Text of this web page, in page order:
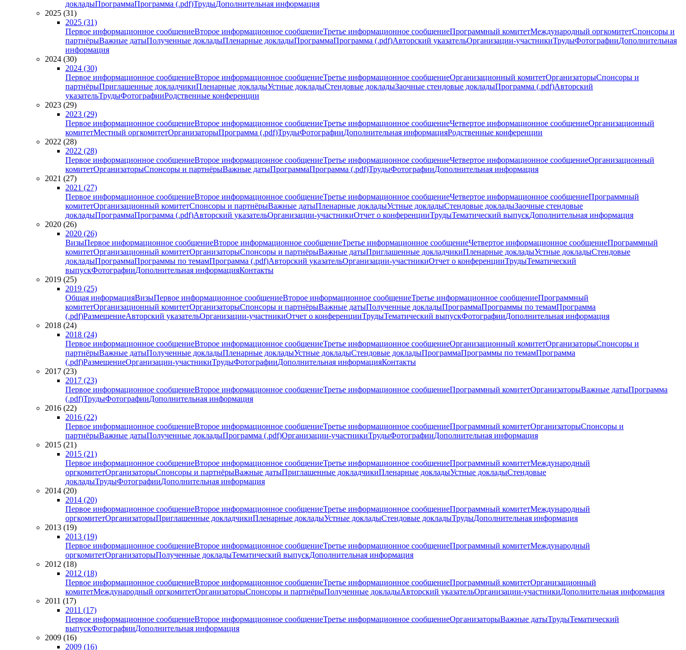
докладыПрограммаПрограмма (.pdf)ТрудыДополнительная информация
2025 (31)
2025 (31)
Первое информационное сообщениеВторое информационное сообщениеТретье информационное сообщениеПрограммный комитетМеждународный оргкомитетСпонсоры и
партнёрыВажные датыПолученные докладыПленарные докладыПрограммаПрограмма (.pdf)Авторский указательОрганизации-участникиТрудыФотографииДополнительная
информация
2024 (30)
2024 (30)
Первое информационное сообщениеВторое информационное сообщениеТретье информационное сообщениеОрганизационный комитетОрганизаторыСпонсоры и
партнёрыПриглашенные докладчикиПленарные докладыУстные докладыСтендовые докладыЗаочные стендовые докладыПрограмма (.pdf)Авторский
указательТрудыФотографииРодственные конференции
2023 (29)
2023 (29)
Первое информационное сообщениеВторое информационное сообщениеТретье информационное сообщениеЧетвертое информационное сообщениеОрганизационный
комитетМестный оргкомитетОрганизаторыПрограмма (.pdf)ТрудыФотографииДополнительная информацияРодственные конференции
2022 (28)
2022 (28)
Первое информационное сообщениеВторое информационное сообщениеТретье информационное сообщениеЧетвертое информационное сообщениеОрганизационный
комитетОрганизаторыСпонсоры и партнёрыВажные датыПрограммаПрограмма (.pdf)ТрудыФотографииДополнительная информация
2021 (27)
2021 (27)
Первое информационное сообщениеВторое информационное сообщениеТретье информационное сообщениеЧетвертое информационное сообщениеПрограммный
комитетОрганизационный комитетСпонсоры и партнёрыВажные датыПленарные докладыУстные докладыСтендовые докладыЗаочные стендовые
докладыПрограммаПрограмма (.pdf)Авторский указательОрганизации-участникиОтчет о конференцииТрудыТематический выпускДополнительная информация
2020 (26)
2020 (26)
ВизыПервое информационное сообщениеВторое информационное сообщениеТретье информационное сообщениеЧетвертое информационное сообщениеПрограммный
комитетОрганизационный комитетОрганизаторыСпонсоры и партнёрыВажные датыПриглашенные докладчикиПленарные докладыУстные докладыСтендовые
докладыПрограммаПрограммы по темамПрограмма (.pdf)Авторский указательОрганизации-участникиОтчет о конференцииТрудыТематический
выпускФотографииДополнительная информацияКонтакты
2019 (25)
2019 (25)
Общая информацияВизыПервое информационное сообщениеВторое информационное сообщениеТретье информационное сообщениеПрограммный
комитетОрганизационный комитетОрганизаторыСпонсоры и партнёрыВажные датыПолученные докладыПрограммаПрограммы по темамПрограмма
(.pdf)РазмещениеАвторский указательОрганизации-участникиОтчет о конференцииТрудыТематический выпускФотографииДополнительная информация
2018 (24)
2018 (24)
Первое информационное сообщениеВторое информационное сообщениеТретье информационное сообщениеОрганизационный комитетОрганизаторыСпонсоры и
партнёрыВажные датыПолученные докладыПленарные докладыУстные докладыСтендовые докладыПрограммаПрограммы по темамПрограмма
(.pdf)РазмещениеОрганизации-участникиТрудыФотографииДополнительная информацияКонтакты
2017 (23)
2017 (23)
Первое информационное сообщениеВторое информационное сообщениеТретье информационное сообщениеПрограммный комитетОрганизаторыВажные датыПрограмма
(.pdf)ТрудыФотографииДополнительная информация
2016 (22)
2016 (22)
Первое информационное сообщениеВторое информационное сообщениеТретье информационное сообщениеПрограммный комитетОрганизаторыСпонсоры и
партнёрыВажные датыПолученные докладыПрограмма (.pdf)Организации-участникиТрудыФотографииДополнительная информация
2015 (21)
2015 (21)
Первое информационное сообщениеВторое информационное сообщениеТретье информационное сообщениеПрограммный комитетМеждународный
оргкомитетОрганизаторыСпонсоры и партнёрыВажные датыПриглашенные докладчикиПленарные докладыУстные докладыСтендовые
докладыТрудыФотографииДополнительная информация
2014 (20)
2014 (20)
Первое информационное сообщениеВторое информационное сообщениеТретье информационное сообщениеПрограммный комитетМеждународный
оргкомитетОрганизаторыПриглашенные докладчикиПленарные докладыУстные докладыСтендовые докладыТрудыДополнительная информация
2013 (19)
2013 (19)
Первое информационное сообщениеВторое информационное сообщениеТретье информационное сообщениеПрограммный комитетМеждународный
оргкомитетОрганизаторыПолученные докладыТематический выпускДополнительная информация
2012 (18)
2012 (18)
Первое информационное сообщениеВторое информационное сообщениеТретье информационное сообщениеПрограммный комитетОрганизационный
комитетМеждународный оргкомитетОрганизаторыСпонсоры и партнёрыПолученные докладыАвторский указательОрганизации-участникиДополнительная информация
2011 (17)
2011 (17)
Первое информационное сообщениеВторое информационное сообщениеТретье информационное сообщениеОрганизаторыВажные датыТрудыТематический
выпускФотографииДополнительная информация
2009 (16)
2009 (16)